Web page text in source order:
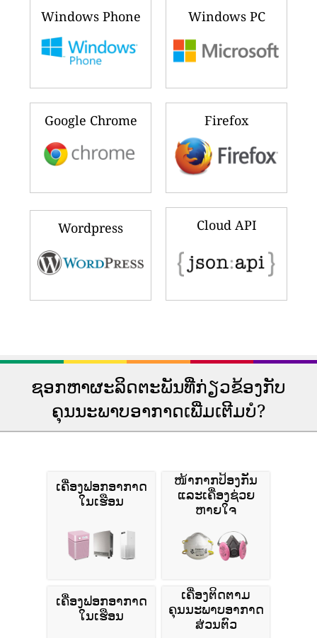
Windows Phone Windows PC
Google Chrome Firefox
Wordpress Cloud API
ຊອກຫາຜະລິດຕະພັນທີ່ກ່ຽວຂ້ອງກັບ
ຄຸນນະພາບອາກາດເພີ່ມເຕີມບໍ?
ເຄື່ອງຟອກອາກາດ
ໃນເຮືອນ
ໜ້າກາກປ້ອງກັນ
ແລະເຄື່ອງຊ່ວຍ
ຫາຍໃຈ
ເຄື່ອງຟອກອາກາດ
ໃນເຮືອນ
ເຄື່ອງຕິດຕາມ
ຄຸນນະພາບອາກາດ
ສ່ວນຕົວ